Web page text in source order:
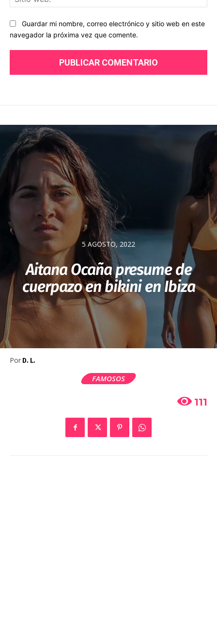
Guardar mi nombre, correo electrónico y sitio web en este
navegador la próxima vez que comente.